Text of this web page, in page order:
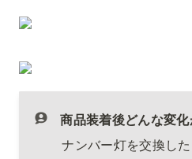
商品装着後どんな変
ナンバー灯を交換し